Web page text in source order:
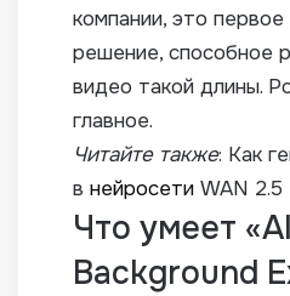
компании, это
решение, способное
видео такой длины.
главное.
Читайте также: Как
в нейросети WAN 2.5
Что умеет «AI
Background